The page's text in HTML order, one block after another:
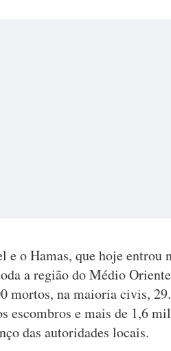
e o Hamas, que hoje entrou
a região do Médio
mortos, na maioria civis,
escombros e mais de 1,6
das autoridades locais.